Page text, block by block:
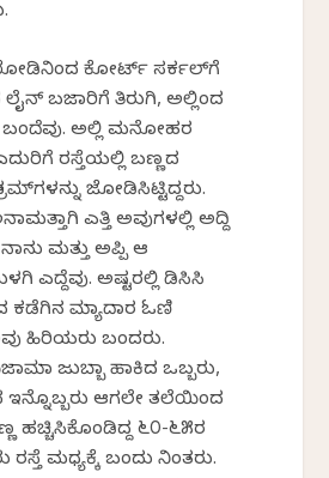
ರೋಡಿನಿಂದ ಕೋರ್ಟ್ ಸರ್ಕಲ್‌ಗೆ
ಬಜಾರಿಗೆ ತಿರುಗಿ, ಅಲ್ಲಿಂದ
ಬಂದೆವು. ಅಲ್ಲಿ ಮನೋಹರ
ರಸ್ತೆಯಲ್ಲಿ ಬಣ್ಣದ
ಜೋಡಿಸಿಟ್ಟಿದ್ದರು.
ಎತ್ತಿ ಅವುಗಳಲ್ಲಿ ಅದ್ದಿ
ಮತ್ತು ಅಪ್ಪಿ ಆ
ಎದ್ದೆವು. ಅಷ್ಟರಲ್ಲಿ ಡಿಸಿಸಿ
ಕಡೆಗಿನ ಮ್ಯಾದಾರ ಓಣಿ
ಹಿರಿಯರು ಬಂದರು.
ಜುಬ್ಬಾ ಹಾಕಿದ ಒಬ್ಬರು,
ಆಗಲೇ ತಲೆಯಿಂದ
ಹಚ್ಚಿಸಿಕೊಂಡಿದ್ದ ೬೦-೬೫ರ
ರಸ್ತೆ ಮಧ್ಯಕ್ಕೆ ಬಂದು ನಿಂತರು.